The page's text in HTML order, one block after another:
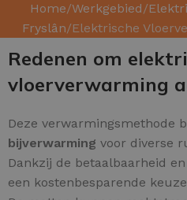
Home Werkgebied
Fryslân Elektrische
Redenen om
vloerverwarming
Deze verwarmingsmethode
bijverwarming voor diverse
Dankzij de betaalbaarheid
een kostenbesparende